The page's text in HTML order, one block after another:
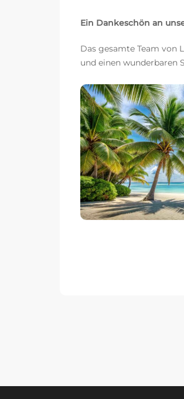
Ein Dankeschön an
Das gesamte Team von
und einen wunderbaren